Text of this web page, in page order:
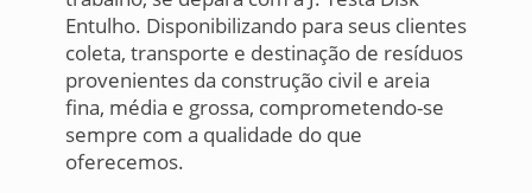
Entulho. Disponibilizando para seus clientes
coleta, transporte e destinação de resíduos
provenientes da construção civil e areia
fina, média e grossa, comprometendo-se
sempre com a qualidade do que
oferecemos.